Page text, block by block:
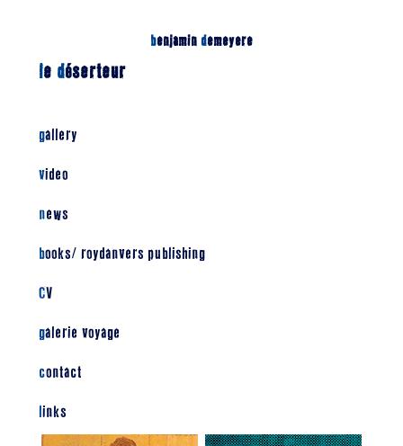
benjamin demeyere
le déserteur
gallery
video
news
books/ roydanvers publishing
CV
galerie voyage
contact
links